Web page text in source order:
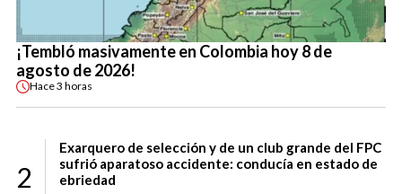
¡Tembló masivamente en Colombia hoy 8 de
agosto de 2026!
Hace3 horas
2
Exarquero de selección y de un club grande del FPC
sufrió aparatoso accidente: conducía en estado de
ebriedad